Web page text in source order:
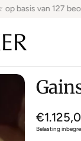
van 127
Normale
prijs
Belasting